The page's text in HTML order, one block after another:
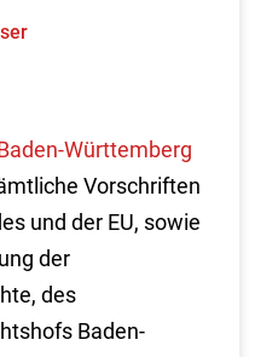
Württemberg
Vorschriften
und der EU, sowie
der
des
Baden-